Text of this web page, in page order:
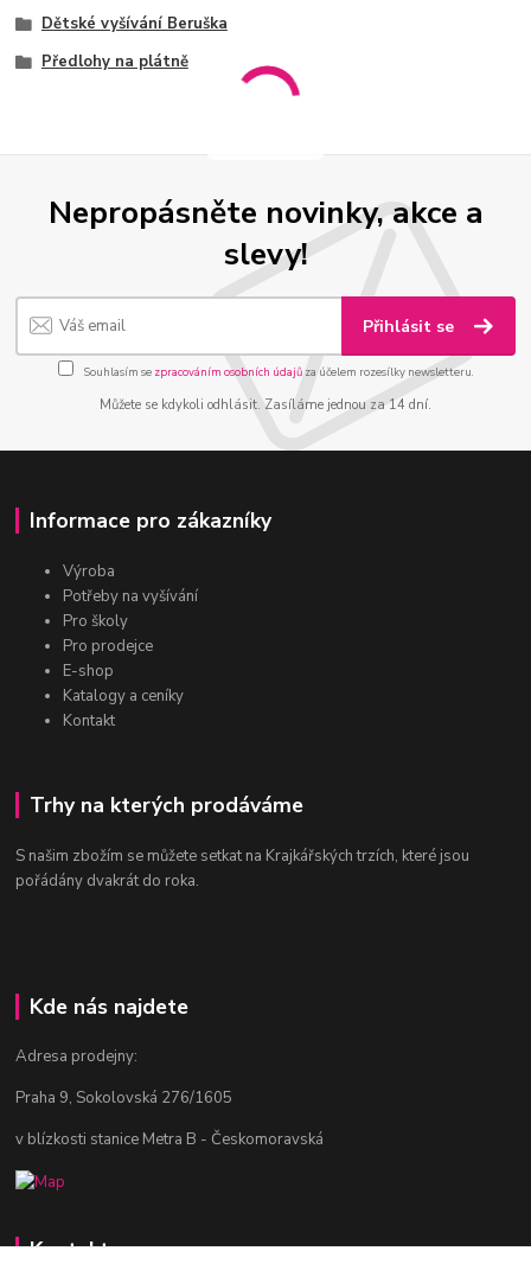
Dětské vyšívání Beruška
Předlohy na plátně
Nepropásněte novinky, akce a
slevy!
Přihlásit se
Souhlasím se zpracováním osobních údajůza účelem rozesílky newsletteru.
Můžete se kdykoli odhlásit. Zasíláme jednou za 14 dní.
Informace pro zákazníky
Výroba
Potřeby na vyšívání
Pro školy
Pro prodejce
E-shop
Katalogy a ceníky
Kontakt
Trhy na kterých prodáváme
S našim zbožím se můžete setkat na Krajkářských trzích, které jsou
pořádány dvakrát do roka.
Kde nás najdete
Adresa prodejny:
Praha 9, Sokolovská 276/1605
v blízkosti stanice Metra B - Českomoravská
Kontakty